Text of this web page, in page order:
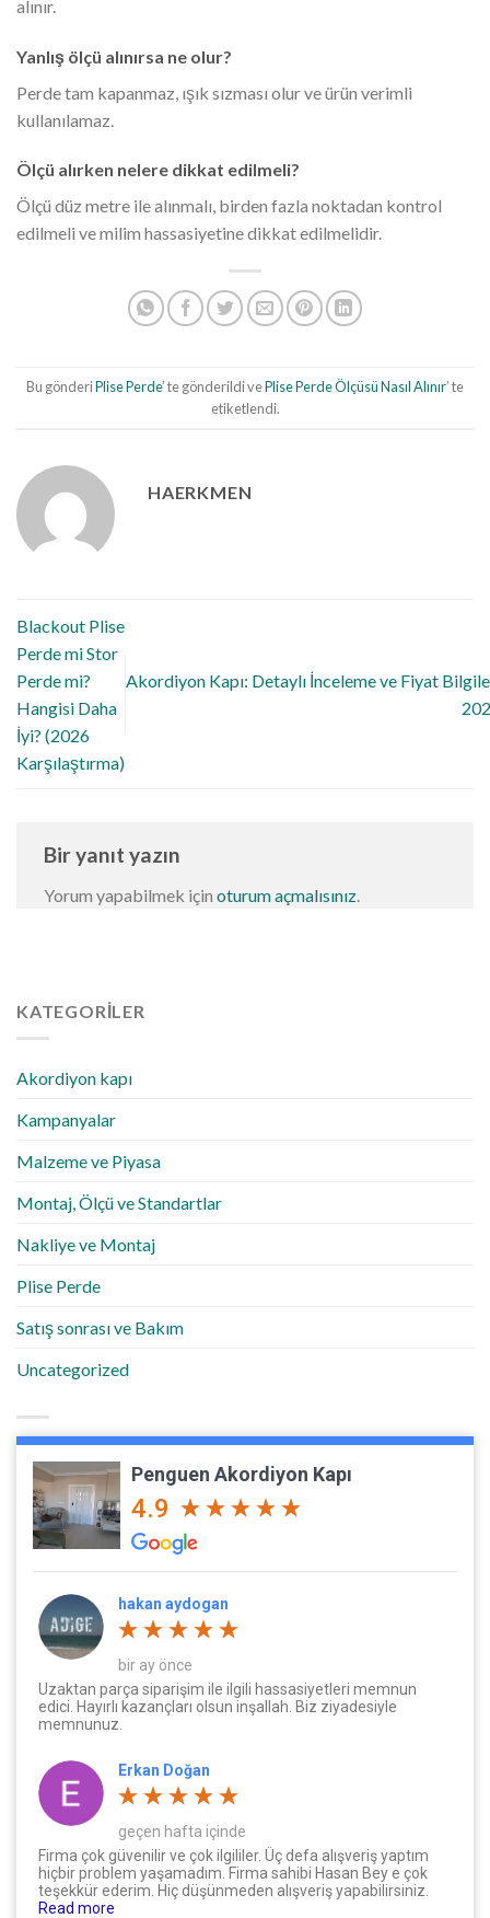
alınır.
Yanlış ölçü alınırsa ne olur?
Perde tam kapanmaz, ışık sızması olur ve ürün verimli
kullanılamaz.
Ölçü alırken nelere dikkat edilmeli?
Ölçü düz metre ile alınmalı, birden fazla noktadan kontrol
edilmeli ve milim hassasiyetine dikkat edilmelidir.
Bu gönderiPlise Perde’ te gönderildi vePlise Perde Ölçüsü Nasıl Alınır’ te
etiketlendi.
HAERKMEN
Blackout Plise
Perde mi Stor
Perde mi?
Hangisi Daha
İyi? (2026
Karşılaştırma)
Akordiyon Kapı: Detaylı İnceleme ve Fiyat
Bir yanıt yazın
Yorum yapabilmek için oturum açmalısınız.
KATEGORILER
Akordiyon kapı
Kampanyalar
Malzeme ve Piyasa
Montaj, Ölçü ve Standartlar
Nakliye ve Montaj
Plise Perde
Satış sonrası ve Bakım
Uncategorized
Penguen Akordiyon Kapı
4.9
hakan aydogan
bir ay önce
Uzaktan parça siparişim ile ilgili hassasiyetleri memnun
edici. Hayırlı kazançları olsun inşallah. Biz ziyadesiyle
memnunuz.
Erkan Doğan
geçen hafta içinde
Firma çok güvenilir ve çok ilgililer. Üç defa alışveriş yaptım
hiçbir problem yaşamadım. Firma sahibi Hasan Bey e çok
teşekkür ederim. Hiç düşünmeden alışveriş yapabilirsiniz.
Read more